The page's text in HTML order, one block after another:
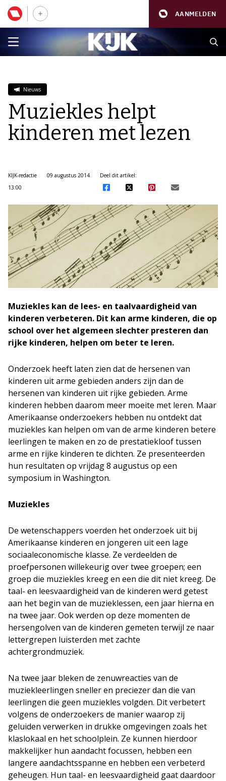
AANMELDEN
Nieuws
Muziekles helpt
kinderen met lezen
KIJK-redactie
09 augustus 2014
13:00
Deel dit artikel:
Muziekles kan de lees- en taalvaardigheid van
kinderen verbeteren. Dit kan arme kinderen, die op
school over het algemeen slechter presteren dan
rijke kinderen, helpen om beter te leren.
Onderzoek heeft laten zien dat de hersenen van
kinderen uit arme gebieden anders zijn dan de
hersenen van kinderen uit rijke gebieden. Arme
kinderen hebben daarom meer moeite met leren. Maar
Amerikaanse onderzoekers hebben nu ontdekt dat
muziekles kan helpen om van de arme kinderen betere
leerlingen te maken en zo de prestatiekloof tussen
arme en rijke kinderen te dichten. Ze presenteerden
hun resultaten op vrijdag 8 augustus op een
symposium in Washington.
Muziekles
De wetenschappers voerden het onderzoek uit bij
Amerikaanse kinderen en jongeren uit een lage
sociaaleconomische klasse. Ze verdeelden de
proefpersonen willekeurig over twee groepen; een
groep die muziekles kreeg en een die dit niet kreeg. De
taal- en leesvaardigheid van de kinderen werd getest
aan het begin van de muzieklessen, een jaar hierna en
na twee jaar. Ook werden op deze momenten de
hersengolven van de kinderen gemeten terwijl ze naar
lettergrepen luisterden met zachte
achtergrondmuziek.
Na twee jaar bleken de zenuwreacties van de
muziekleerlingen sneller en preciezer dan die van
leerlingen die geen muziekles volgden. Dit verbetert
volgens de onderzoekers de manier waarop zij
geluiden verwerken in drukke omgevingen zoals het
klaslokaal en het schoolplein. Ze kunnen hierdoor
makkelijker hun aandacht focussen, hebben een
langere aandachtsspanne en hebben een verbeterd
geheugen. Hun taal- en leesvaardigheid gaat daardoor